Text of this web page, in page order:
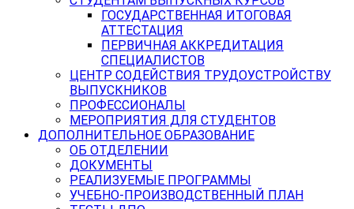
ГОСУДАРСТВЕННАЯ ИТОГОВАЯ
АТТЕСТАЦИЯ
ПЕРВИЧНАЯ АККРЕДИТАЦИЯ
СПЕЦИАЛИСТОВ
ЦЕНТР СОДЕЙСТВИЯ ТРУДОУСТРОЙСТВУ
ВЫПУСКНИКОВ
ПРОФЕССИОНАЛЫ
МЕРОПРИЯТИЯ ДЛЯ СТУДЕНТОВ
ДОПОЛНИТЕЛЬНОЕ ОБРАЗОВАНИЕ
ОБ ОТДЕЛЕНИИ
ДОКУМЕНТЫ
РЕАЛИЗУЕМЫЕ ПРОГРАММЫ
УЧЕБНО-ПРОИЗВОДСТВЕННЫЙ ПЛАН